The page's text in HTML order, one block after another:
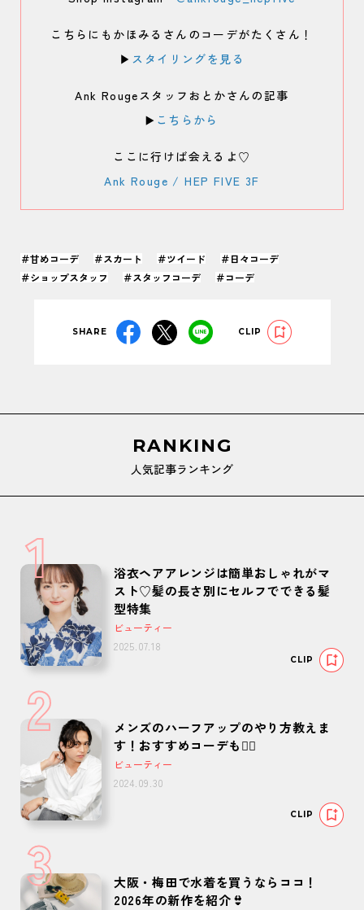
こちらにもかほみるさんのコーデがたくさん！
▶︎ スタイリングを見る
Ank Rougeスタッフおとかさんの記事
▶️ こちらから
ここに行けば会えるよ♡
Ank Rouge / HEP FIVE 3F
＃甘めコーデ ＃スカート ＃ツイード
＃日々コーデ
＃ショップスタッフ
＃スタッフコーデ ＃コーデ
SHARE CLIP
RANKING
人気記事ランキング
1
浴衣ヘアアレンジは簡単おしゃれがマ
スト♡髪の長さ別にセルフでできる髪
型特集
ビューティー
2025.07.18
CLIP
2
メンズのハーフアップのやり方教えま
す！おすすめコーデも🙆‍♂️
ビューティー
2024.09.30
CLIP
3
大阪・梅田で水着を買うならココ！
2026年の新作を紹介👙